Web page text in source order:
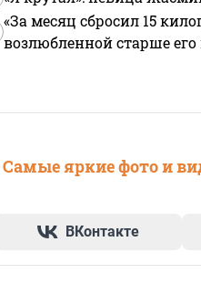
«За месяц сбросил 15
возлюбленной старше его
Самые яркие фото и
ВКонтакте